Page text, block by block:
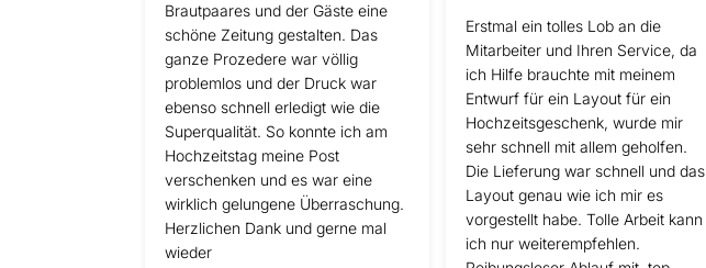
Brautpaares und der Gäste eine
schöne Zeitung gestalten. Das
ganze Prozedere war völlig
problemlos und der Druck war
ebenso schnell erledigt wie die
Superqualität. So konnte ich am
Hochzeitstag meine Post
verschenken und es war eine
wirklich gelungene Überraschung.
Herzlichen Dank und gerne mal
wieder
Erstmal ein tolles Lob an die
Mitarbeiter und Ihren Service, da
ich Hilfe brauchte mit meinem
Entwurf für ein Layout für ein
Hochzeitsgeschenk, wurde mir
sehr schnell mit allem geholfen.
Die Lieferung war schnell und das
Layout genau wie ich mir es
vorgestellt habe. Tolle Arbeit kann
ich nur weiterempfehlen.